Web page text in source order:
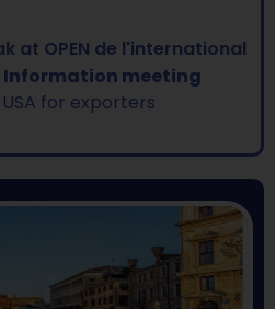
at OPEN de l'international
Information meeting
for exporters